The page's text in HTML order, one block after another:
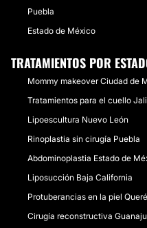
Desde:
CONTACTAR
AUMENTO DE LABIOS
Se realiza con acido
Desde:$ 5,000hasta $
CONTACTAR
MASTOPEXIA
Puebla
Estado de México
TRATAMIENTOS POR
Mommy makeover Ciudad de
Tratamientos para el cuello
Lipoescultura Nuevo León
Rinoplastia sin cirugía Puebla
Abdominoplastia Estado de
Liposucción Baja California
Protuberancias en la piel
Cirugía reconstructiva